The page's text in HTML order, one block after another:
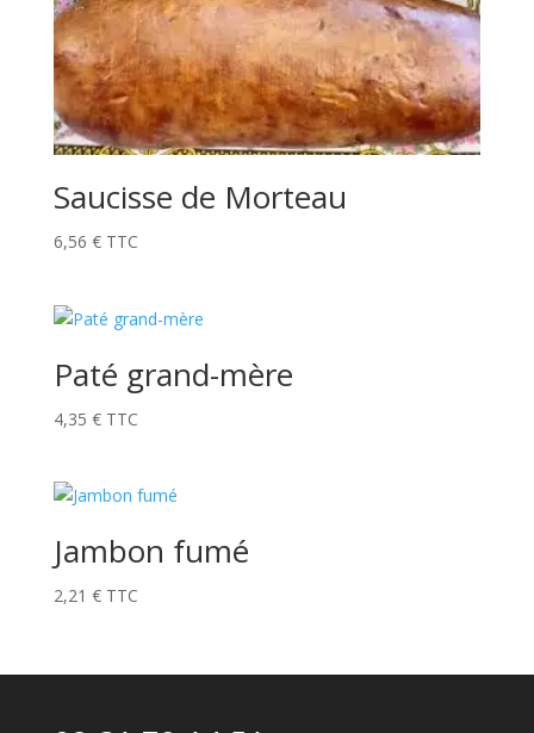
Saucisse de Morteau
6,56 € TTC
Paté grand-mère
4,35 € TTC
Jambon fumé
2,21 € TTC